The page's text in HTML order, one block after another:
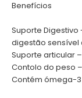
Benefícios
Suporte
digestão sensível
Suporte articular
Contolo do peso
Contém ómega-